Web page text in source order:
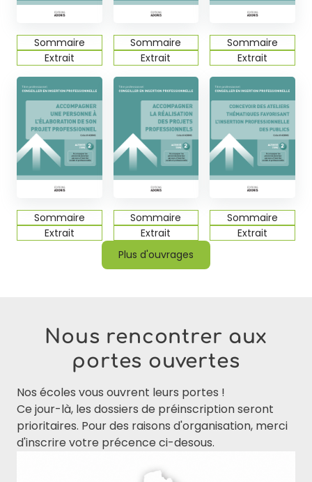
Sommaire
Extrait
Sommaire
Extrait
Sommaire
Extrait
Sommaire
Extrait
Sommaire
Extrait
Sommaire
Extrait
Plus d'ouvrages
Nous rencontrer aux
portes ouvertes
Nos écoles vous ouvrent leurs portes !
Ce jour-là, les dossiers de préinscription seront
prioritaires. Pour des raisons d'organisation, merci
d'inscrire votre précence ci-desous.